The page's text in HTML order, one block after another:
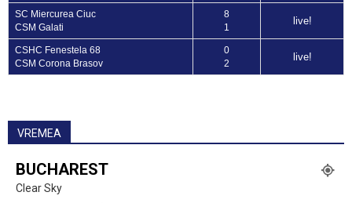
SC Miercurea Ciuc
CSM Galati
8
1
live!
CSHC Fenestela 68
CSM Corona Brasov
0
2
live!
VREMEA
BUCHAREST
Clear Sky